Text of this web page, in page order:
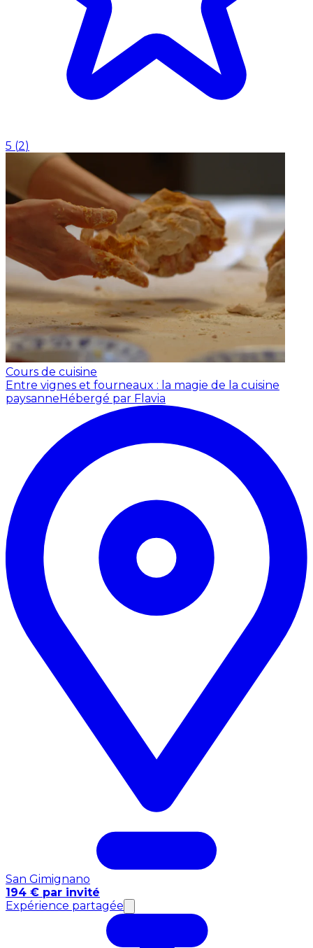
5 (2)
Cours de cuisine
Entre vignes et fourneaux : la magie de la cuisine
paysanne Hébergé par Flavia
San Gimignano
194 € par invité
Expérience partagée